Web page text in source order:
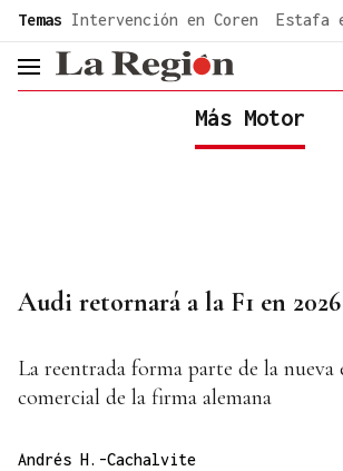
common.go-to-content
Temas Intervención en Coren Estafa
header.menu.open
Más Motor
Audi retornará a la F1 en 2026
La reentrada forma parte de la nueva
comercial de la firma alemana
Andrés H.-Cachalvite